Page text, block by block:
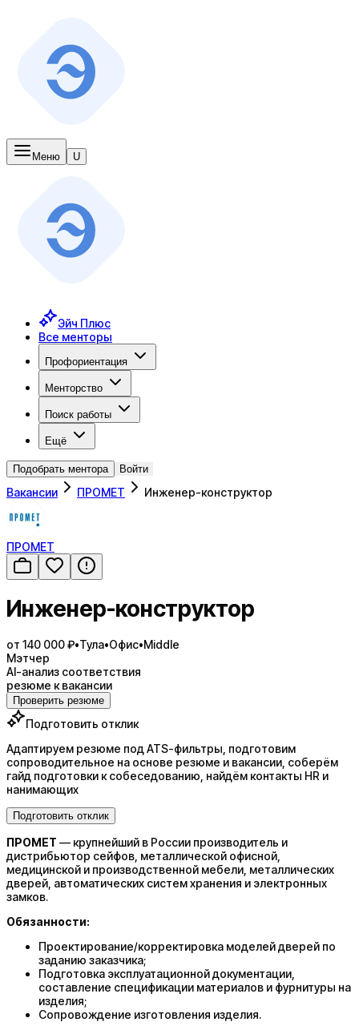
Меню U
Эйч Плюс
Все менторы
Профориентация
Менторство
Поиск работы
Ещё
Подобрать ментора Войти
Вакансии ПРОМЕТ Инженер-конструктор
ПРОМЕТ
Инженер-конструктор
от 140 000 ₽•Тула•Офис•Middle
Мэтчер
AI-анализ соответствия
резюме к вакансии
Проверить резюме
Подготовить отклик
Адаптируем резюме под ATS-фильтры, подготовим
сопроводительное на основе резюме и вакансии, соберём
гайд подготовки к собеседованию, найдём контакты HR и
нанимающих
Подготовить отклик
ПРОМЕТ — крупнейший в России производитель и
дистрибьютор сейфов, металлической офисной,
медицинской и производственной мебели, металлических
дверей, автоматических систем хранения и электронных
замков.
Обязанности:
Проектирование/корректировка моделей дверей по
заданию заказчика;
Подготовка эксплуатационной документации,
составление спецификации материалов и фурнитуры на
изделия;
Сопровождение изготовления изделия.